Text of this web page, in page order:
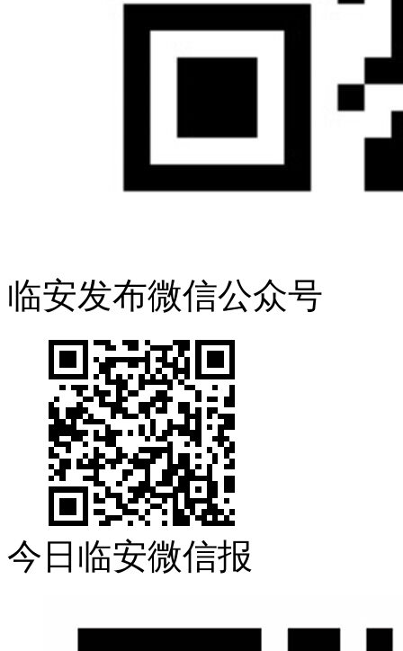
临安发布微信公众号
今日临安微信报